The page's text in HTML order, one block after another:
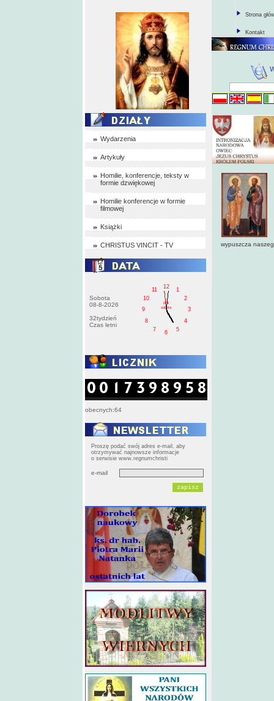
Wydarzenia
Artykuły
Homilie, konferencje, teksty w
formie dzwiękowej
Homilie konferencje w formie
filmowej
Książki
CHRISTUS VINCIT - TV
Sobota
08-8-2026
32tydzień
Czas letni
1
2
3
4
5
6
7
8
9
10
11
12
PM
sobota
obecnych:64
Proszę podać swój adres e-mail, aby
otrzymywać najnowsze informacje
o serwisie www.regnumchristi
e-mail
Strona
Kontakt
wypuszcza